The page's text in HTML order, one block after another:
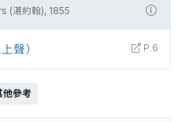
(湛約翰), 1855
P.6
聲）
他參考